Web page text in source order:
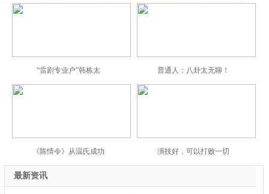
“雷剧专业户”韩栋太 普通人：八卦太无聊！
《陈情令》从温氏成功 演技好，可以打败一切
最新资讯